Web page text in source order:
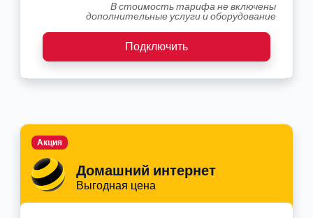
В стоимость тарифа не включены
дополнительные услуги и оборудование
Подключить
Домашний интернет
Выгодная цена
Акция